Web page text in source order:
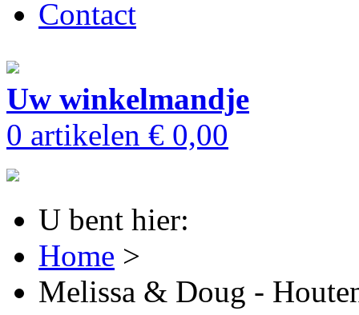
Contact
Uw winkelmandje
0 artikelen € 0,00
U bent hier:
Home >
Melissa & Doug -